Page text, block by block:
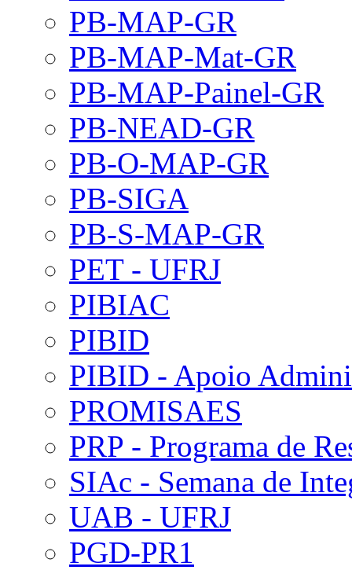
PB-MAP-GR
PB-MAP-Mat-GR
PB-MAP-Painel-GR
PB-NEAD-GR
PB-O-MAP-GR
PB-SIGA
PB-S-MAP-GR
PET - UFRJ
PIBIAC
PIBID
PIBID - Apoio
PROMISAES
PRP - Programa de
SIAc - Semana de
UAB - UFRJ
PGD-PR1